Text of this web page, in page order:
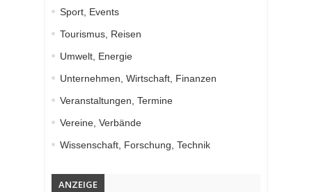
Sport, Events
Tourismus, Reisen
Umwelt, Energie
Unternehmen, Wirtschaft, Finanzen
Veranstaltungen, Termine
Vereine, Verbände
Wissenschaft, Forschung, Technik
ANZEIGE